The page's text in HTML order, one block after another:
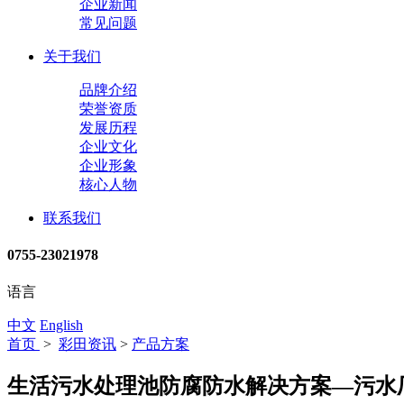
企业新闻
常见问题
关于我们
品牌介绍
荣誉资质
发展历程
企业文化
企业形象
核心人物
联系我们
0755-23021978
语言
中文 English
首页 > 彩田资讯 > 产品方案
生活污水处理池防腐防水解决方案—污水